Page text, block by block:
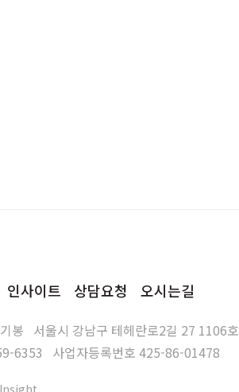
인사이트 상담요청 오시는길
봉 서울시 강남구 테헤란로2길 27 1106호
6353 사업자등록번호 425-86-01478